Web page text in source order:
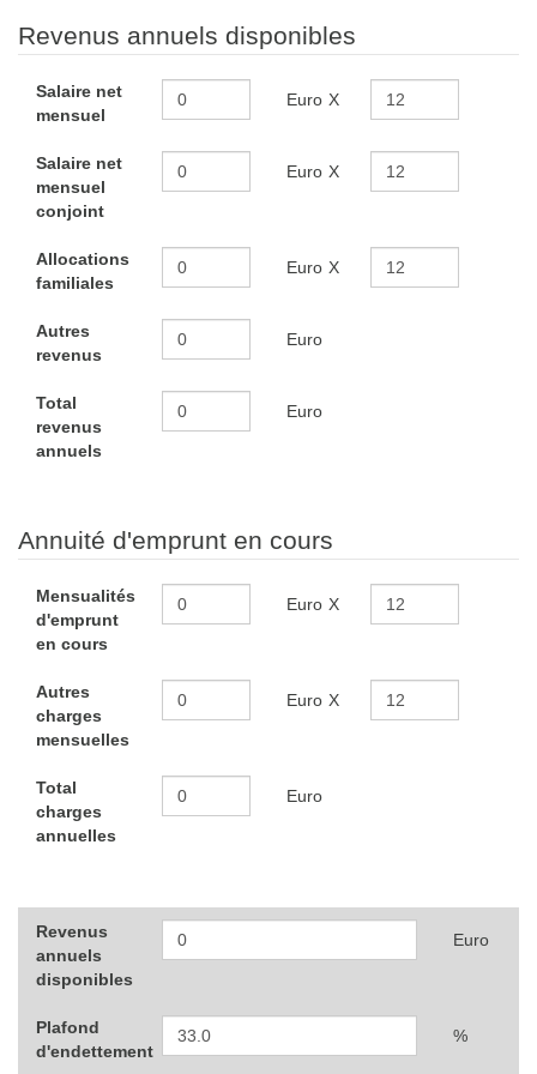
Revenus annuels disponibles
Salaire net
mensuel
Euro X
Salaire net
mensuel
conjoint
Euro X
Allocations
familiales
Euro X
Autres
revenus
Euro
Total
revenus
annuels
Euro
Annuité d'emprunt en cours
Mensualités
d'emprunt
en cours
Euro X
Autres
charges
mensuelles
Euro X
Total
charges
annuelles
Euro
Revenus
annuels
disponibles
Euro
Plafond
d'endettement
%